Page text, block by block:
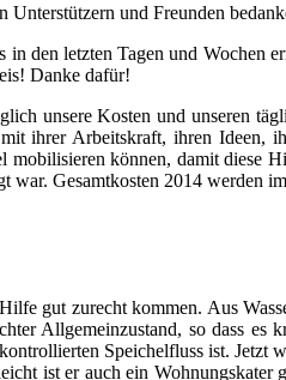
Unterstützern und Freunden
in den letzten Tagen und
Danke dafür!
unsere Kosten und unseren
ihrer Arbeitskraft, ihren Ideen,
können, damit diese
Gesamtkosten 2014 werden
gut zurecht kommen. Aus
Allgemeinzustand, so dass
Speichelfluss ist. Jetzt
ist er auch ein Wohnungskater